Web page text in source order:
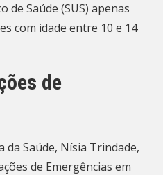
de Saúde (SUS) apenas
com idade entre 10 e 14
de
Saúde, Nísia Trindade,
de Emergências em